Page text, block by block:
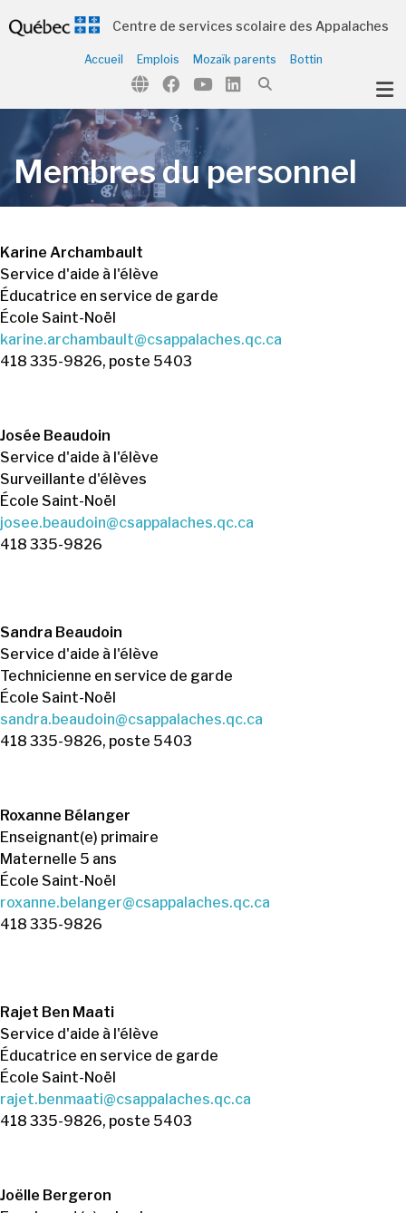
(Notre école )
Centre de services scolaire des Appalaches
Accueil Emplois Mozaïk parents Bottin
Membres du personnel
Karine Archambault
Service d'aide à l'élève
Éducatrice en service de garde
École Saint-Noël
karine.archambault@csappalaches.qc.ca
418 335-9826, poste 5403
Josée Beaudoin
Service d'aide à l'élève
Surveillante d'élèves
École Saint-Noël
josee.beaudoin@csappalaches.qc.ca
418 335-9826
Sandra Beaudoin
Service d'aide à l'élève
Technicienne en service de garde
École Saint-Noël
sandra.beaudoin@csappalaches.qc.ca
418 335-9826, poste 5403
Roxanne Bélanger
Enseignant(e) primaire
Maternelle 5 ans
École Saint-Noël
roxanne.belanger@csappalaches.qc.ca
418 335-9826
Rajet Ben Maati
Service d'aide à l'élève
Éducatrice en service de garde
École Saint-Noël
rajet.benmaati@csappalaches.qc.ca
418 335-9826, poste 5403
Joëlle Bergeron